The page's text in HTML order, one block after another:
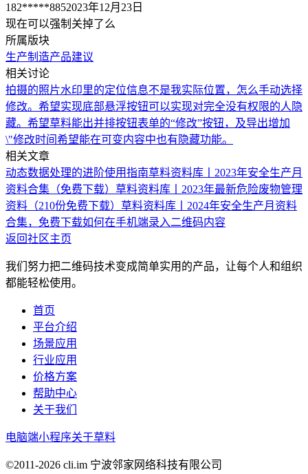
182*****8852023年12月23日
现在可以强制关掉了么
所属版块
生产制造产品建议
相关讨论
拍摄的照片水印里的定位信息不是我实际位置，怎么手动选择
修改。 希望实现底部悬浮按钮可以实现对完全没有权限的人隐
藏。 希望草料能出并排按钮表单的“修改”按钮，及导出增加
\"修改时间希望能在可变内容中也有隐藏功能。
相关文章
动态数据处理的进阶使用指南草料资料库丨2023年安全生产月
资料合集（免费下载） 草料资料库丨2023年最新危险废物管理
资料（210份免费下载） 草料资料库丨2024年安全生产月资料
合集，免费下载如何在手机端录入二维码内容
返回社区主页
我们努力把二维码技术变成简单实用的产品，让每个人和组织
都能轻松使用。
首页
平台介绍
场景应用
行业应用
价格方案
帮助中心
关于我们
电脑端小程序关于草料
©2011-2026 cli.im 宁波邻家网络科技有限公司